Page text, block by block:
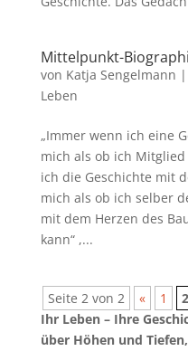
Mittelpunkt-
von Katja Sengelmann |
Leben
„Immer wenn ich eine
mich als ob ich
ich die Geschichte mit
mich als ob ich selber
mit dem Herzen des
kann“ ,...
Seite 2 von 2 « 1
2
Ihr Leben – Ihre
über Höhen und